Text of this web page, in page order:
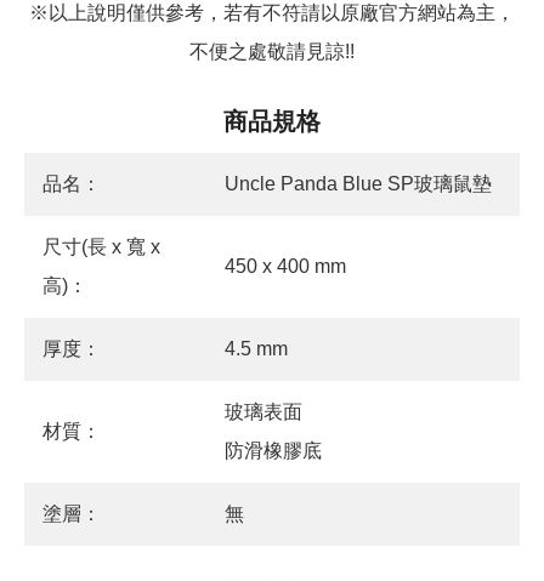
※以上說明僅供參考，若有不符請以原廠官方網站為主，
不便之處敬請見諒!!
商品規格
品名： Uncle Panda Blue SP玻璃鼠墊
尺寸(長 x 寬 x
高)：
450 x 400 mm
厚度： 4.5 mm
材質：
玻璃表面
防滑橡膠底
塗層： 無